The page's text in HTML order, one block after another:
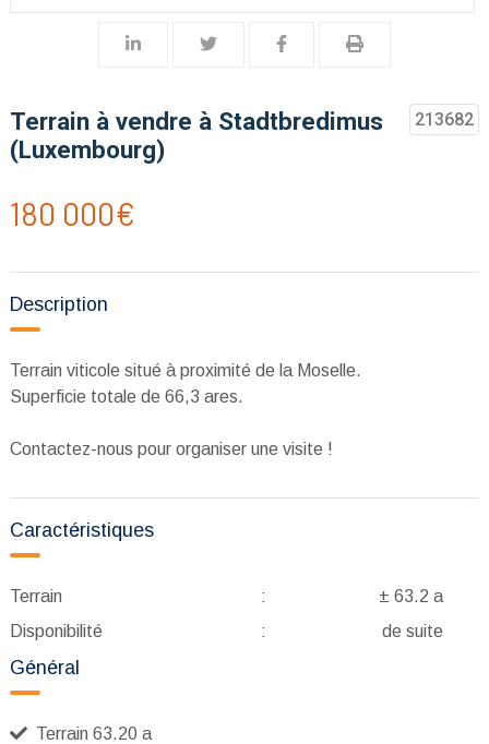
Terrain à vendre à Stadtbredimus
(Luxembourg)
213682
180 000€
Description
Terrain viticole situé à proximité de la Moselle.
Superficie totale de 66,3 ares.
Contactez-nous pour organiser une visite !
Caractéristiques
Terrain :
± 63.2 a
Disponibilité
: de suite
Général
Terrain 63.20 a